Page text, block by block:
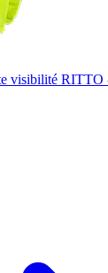
visibilité RITTO